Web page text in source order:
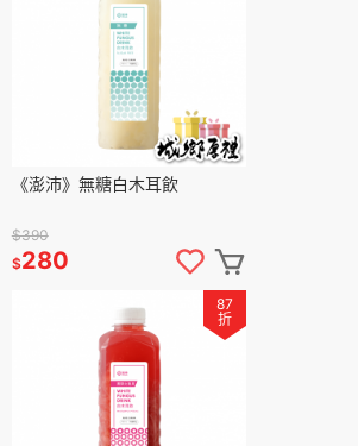
《澎沛》無糖白木耳飲
$390
$280
87
折